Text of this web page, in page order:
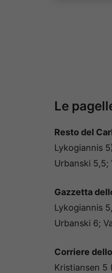
Le
Resto del
Lykogiannis
Urbanski 5,5;
Gazzetta
Lykogiannis
Urbanski 6;
Corriere
Kristiansen 5